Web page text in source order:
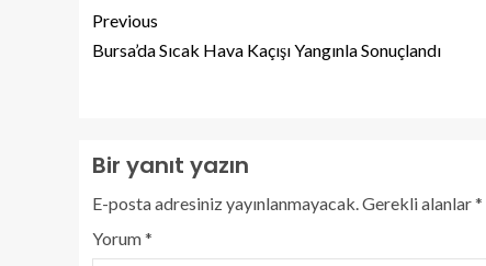
Previous
Bursa’da Sıcak Hava Kaçışı Yangınla Sonuçlandı
Bir yanıt yazın
E-posta adresiniz yayınlanmayacak.Gerekli alanlar*
Yorum*